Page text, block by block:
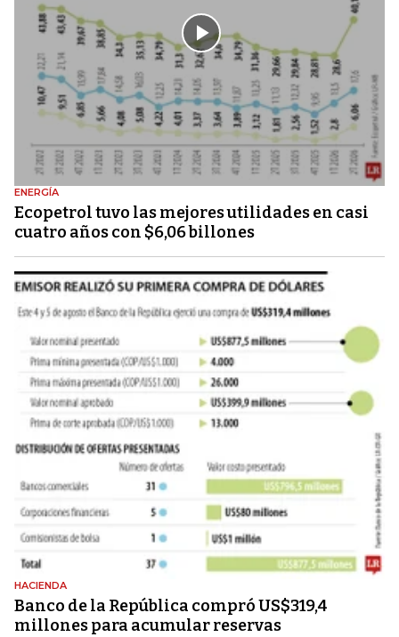
ENERGÍA
Ecopetrol tuvo las mejores utilidades en casi
cuatro años con $6,06 billones
HACIENDA
Banco de la República compró US$319,4
millones para acumular reservas